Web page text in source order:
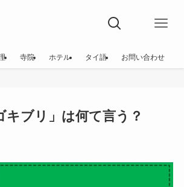
寺院 ホテル タイ語 お問い合わせ
キブリ」は何て言う？